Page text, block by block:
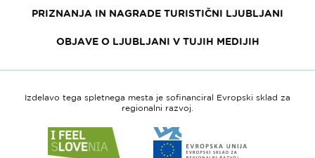
PRIZNANJA IN NAGRADE TURISTIČNI LJUBLJANI
OBJAVE O LJUBLJANI V TUJIH MEDIJIH
Izdelavo tega spletnega mesta je sofinanciral Evropski sklad za
regionalni razvoj.
do
do